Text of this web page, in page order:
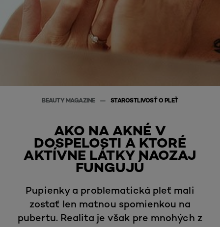
BEAUTY MAGAZINE STAROSTLIVOSŤ O PLEŤ
AKO NA AKNÉ V
DOSPELOSTI A KTORÉ
AKTÍVNE LÁTKY NAOZAJ
FUNGUJÚ
Pupienky a problematická pleť mali
zostať len matnou spomienkou na
pubertu. Realita je však pre mnohých z